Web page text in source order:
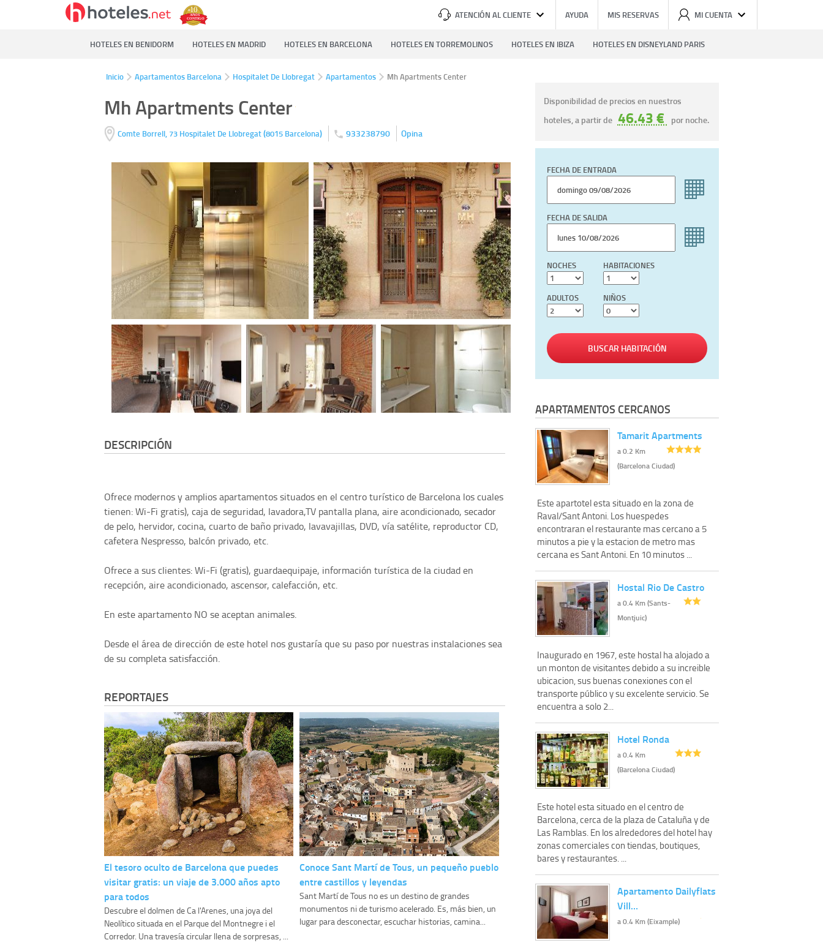
ATENCIÓN AL CLIENTE AYUDA MIS RESERVAS MI CUENTA
HOTELES EN BENIDORM HOTELES EN MADRID HOTELES EN BARCELONA HOTELES EN TORREMOLINOS HOTELES EN IBIZA HOTELES EN DISNEYLAND PARIS
Inicio Apartamentos Barcelona Hospitalet De Llobregat Apartamentos Mh Apartments Center
Mh Apartments Center
Comte Borrell, 73 Hospitalet De Llobregat(8015 Barcelona) 933238790 Opina
DESCRIPCIÓN
Ofrece modernos y amplios apartamentos situados en el centro turístico de Barcelona los cuales
tienen: Wi-Fi gratis), caja de seguridad, lavadora,TV pantalla plana, aire acondicionado, secador
de pelo, hervidor, cocina, cuarto de baño privado, lavavajillas, DVD, vía satélite, reproductor CD,
cafetera Nespresso, balcón privado, etc.
Ofrece a sus clientes: Wi-Fi (gratis), guardaequipaje, información turística de la ciudad en
recepción, aire acondicionado, ascensor, calefacción, etc.
En este apartamento NO se aceptan animales.
Desde el área de dirección de este hotel nos gustaría que su paso por nuestras instalaciones sea
de su completa satisfacción.
REPORTAJES
El tesoro oculto de Barcelona que puedes
visitar gratis: un viaje de 3.000 años apto
para todos
Descubre el dolmen de Ca l'Arenes, una joya del
Neolítico situada en el Parque del Montnegre i el
Corredor. Una travesía circular llena de sorpresas, ...
Conoce Sant Martí de Tous, un pequeño pueblo
entre castillos y leyendas
Sant Martí de Tous no es un destino de grandes
monumentos ni de turismo acelerado. Es, más bien, un
lugar para desconectar, escuchar historias, camina...
Disponibilidad de precios en nuestros
hoteles, a partir de 46.43 € por noche.
FECHA DE ENTRADA
FECHA DE SALIDA
NOCHES HABITACIONES
ADULTOS NIÑOS
BUSCAR HABITACIÓN
APARTAMENTOS CERCANOS
Tamarit Apartments
a 0.2 Km
(Barcelona Ciudad)
Este apartotel esta situado en la zona de
Raval/Sant Antoni. Los huespedes
encontraran el restaurante mas cercano a 5
minutos a pie y la estacion de metro mas
cercana es Sant Antoni. En 10 minutos ...
Hostal Rio De Castro
a 0.4 Km (Sants-
Montjuic)
Inaugurado en 1967, este hostal ha alojado a
un monton de visitantes debido a su increible
ubicacion, sus buenas conexiones con el
transporte público y su excelente servicio. Se
encuentra a solo 2...
Hotel Ronda
a 0.4 Km
(Barcelona Ciudad)
Este hotel esta situado en el centro de
Barcelona, cerca de la plaza de Cataluña y de
Las Ramblas. En los alrededores del hotel hay
zonas comerciales con tiendas, boutiques,
bares y restaurantes. ...
Apartamento Dailyflats
Vill…
a 0.4 Km (Eixample)